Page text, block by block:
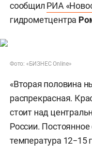
сообщил РИА
гидрометцентра
Фото: «БИЗНЕС Online»
«Вторая половина
распрекрасная.
стоит над
России. Постоянное
температура 12−15